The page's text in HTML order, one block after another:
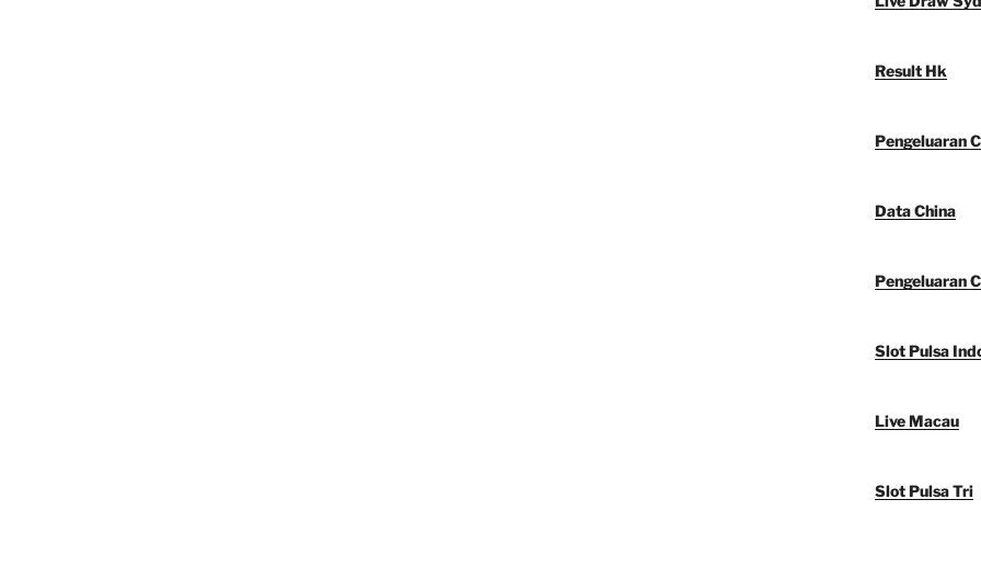
Result Hk
Pengeluaran
Data China
Pengeluaran
Slot Pulsa
Live Macau
Slot Pulsa Tri